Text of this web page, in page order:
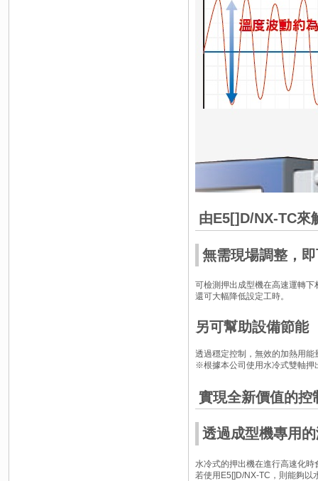
由E5[]D/NX-TC來
無需現場調整，
可檢測押出成型機在高速運轉
還可大幅降低設定工時。
另可幫助設備節能
透過穩定控制，無效的加熱用
※根據本公司使用水冷式雙軸押
實現全新價值的控
透過成型機專用
水冷式的押出機在進行高速化
若使用E5[]D/NX-TC，則能夠以